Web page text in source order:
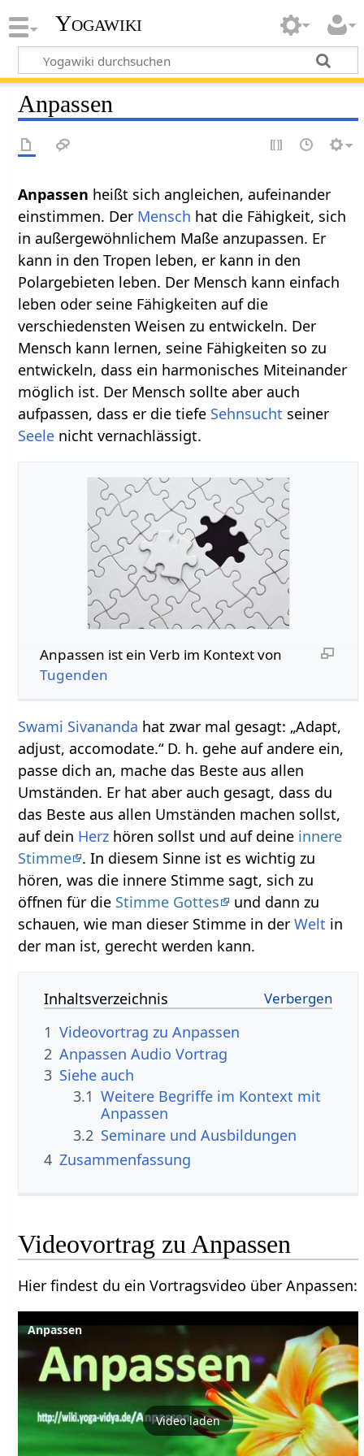
Yogawiki
Anpassen
heißt sich angleichen, aufeinander
einstimmen. Der Mensch hat die Fähigkeit, sich
in außergewöhnlichem Maße anzupassen. Er
kann in den Tropen leben, er kann in den
Polargebieten leben. Der Mensch kann einfach
leben oder seine Fähigkeiten auf die
verschiedensten Weisen zu entwickeln. Der
Mensch kann lernen, seine Fähigkeiten so zu
entwickeln, dass ein harmonisches Miteinander
möglich ist. Der Mensch sollte aber auch
aufpassen, dass er die tiefe Sehnsucht seiner
Seele nicht vernachlässigt.
Anpassen‏‎ ist ein Verb im Kontext von
Tugenden
Swami Sivananda hat zwar mal gesagt: „Adapt,
adjust, accomodate.“ D. h. gehe auf andere ein,
passe dich an, mache das Beste aus allen
Umständen. Er hat aber auch gesagt, dass du
das Beste aus allen Umständen machen sollst,
auf dein Herz hören sollst und auf deine innere
Stimme . In diesem Sinne ist es wichtig zu
hören, was die innere Stimme sagt, sich zu
öffnen für die Stimme Gottes
und dann zu
schauen, wie man dieser Stimme in derWelt in
der man ist, gerecht werden kann.
Inhaltsverzeichnis
1
2
Anpassen‏‎ Audio Vortrag
3 Siehe auch
3.1 Weitere Begriffe im Kontext mit
3.2 Seminare und Ausbildungen
4 Zusammenfassung
Hier findest du ein Vortragsvideo über Anpassen‏‎:
Anpassen
Video laden